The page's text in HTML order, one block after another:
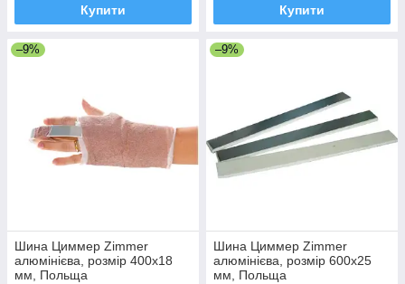
Купити Купити
–9%
Шина Циммер Zimmer
алюмінієва, розмір 400х18
мм, Польща
–9%
Шина Циммер Zimmer
алюмінієва, розмір 600х25
мм, Польща